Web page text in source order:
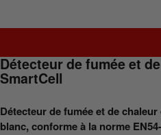
Détecteur de fumée et
SmartCell
Détecteur de fumée et de
blanc, conforme à la norme